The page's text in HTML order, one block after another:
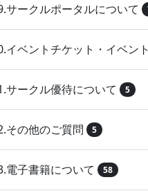
サークルポータルについて
イベントチケット・イベン
サークル優待について 5
その他のご質問 5
電子書籍について 58